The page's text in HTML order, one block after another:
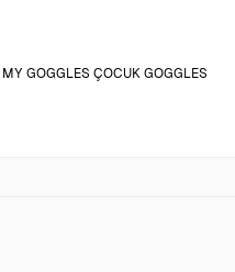
MY GOGGLES ÇOCUK GOGGLES